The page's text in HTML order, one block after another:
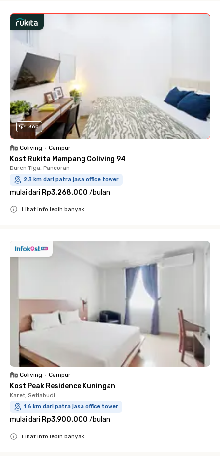
360
Coliving • Campur
Kost Rukita Mampang Coliving 94
Duren Tiga, Pancoran
2.3 km dari patra jasa office tower
mulai dari Rp3.268.000 /bulan
Lihat info lebih banyak
Coliving • Campur
Kost Peak Residence Kuningan
Karet, Setiabudi
1.6 km dari patra jasa office tower
mulai dari Rp3.900.000 /bulan
Lihat info lebih banyak